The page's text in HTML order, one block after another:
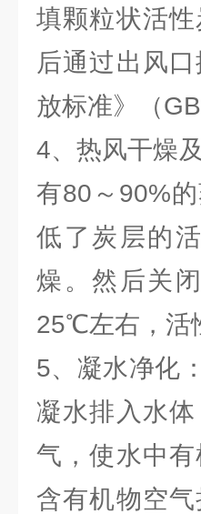
填颗粒状活
后通过出风
放标准》（
4、热风干燥
有80～90%
低了炭层的
燥。然后关
25℃左右，活
5、凝水净化
凝水排入水
气，使水中
含有机物空